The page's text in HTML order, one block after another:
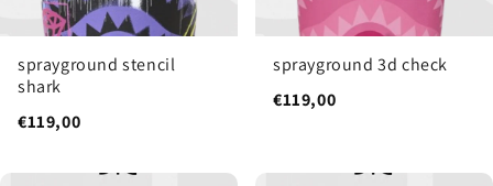
sprayground stencil
shark
€119,00
sprayground 3d check
€119,00